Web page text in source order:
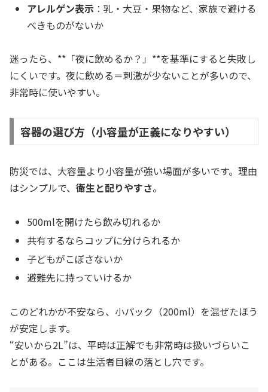
アレルゲン表示 ：乳・大豆・果物など、家族で避ける
べきものがないか
迷ったら、**「夜に飲めるか？」**を基準にすると失敗し
にくいです。夜に飲める＝刺激が少ないことが多いので、
非常時に使いやすい。
容器の選び方（小容量が正義になりやすい）
防災では、大容量より小容量が強い場面が多いです。理由
はシンプルで、 衛生と配りやすさ。
500mlを開けたら飲み切れるか
共有するならコップに分けられるか
子どもがこぼさないか
避難先に持っていけるか
このどれかが不安なら、小パック（200ml）を混ぜたほう
が安定します。
“安いから2L”は、平時は正解でも非常時は扱いづらいこ
とがある。ここは生活者目線の落とし穴です。